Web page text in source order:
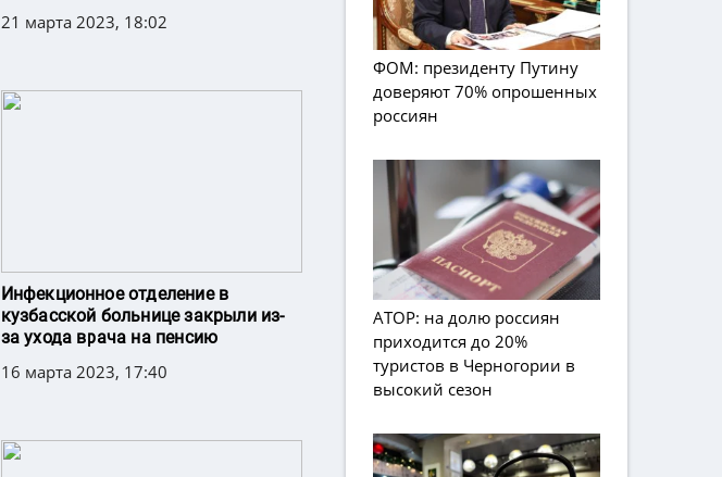
21 марта 2023, 18:02
Инфекционное отделение в
кузбасской больнице закрыли из-
за ухода врача на пенсию
16 марта 2023, 17:40
ФОМ: президенту Путину
доверяют 70% опрошенных
россиян
АТОР: на долю россиян
приходится до 20%
туристов в Черногории в
высокий сезон